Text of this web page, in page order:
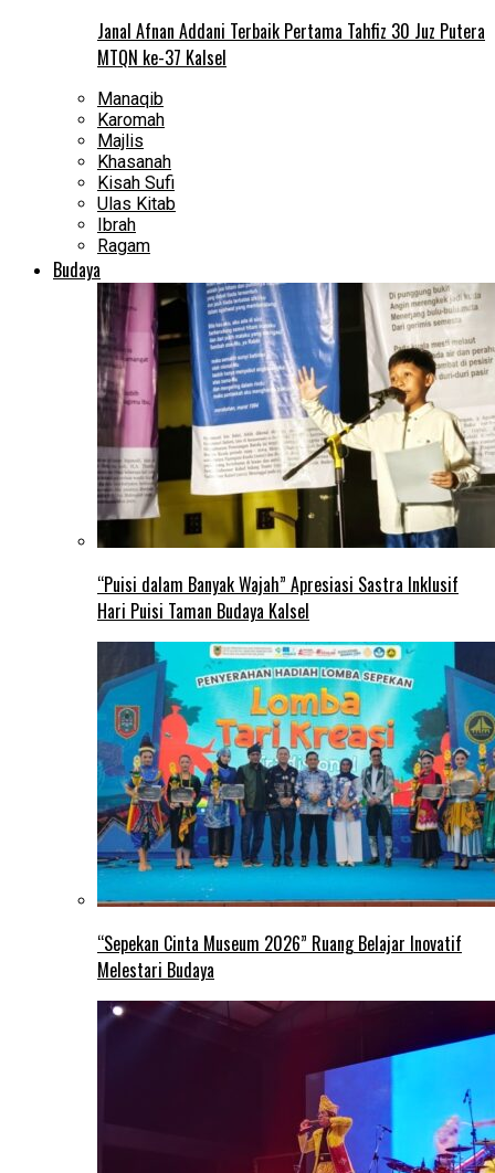
Janal Afnan Addani Terbaik Pertama Tahfiz 30 Juz Putera
MTQN ke-37 Kalsel
Manaqib
Karomah
Majlis
Khasanah
Kisah Sufi
Ulas Kitab
Ibrah
Ragam
Budaya
“Puisi dalam Banyak Wajah” Apresiasi Sastra Inklusif
Hari Puisi Taman Budaya Kalsel
“Sepekan Cinta Museum 2026” Ruang Belajar Inovatif
Melestari Budaya